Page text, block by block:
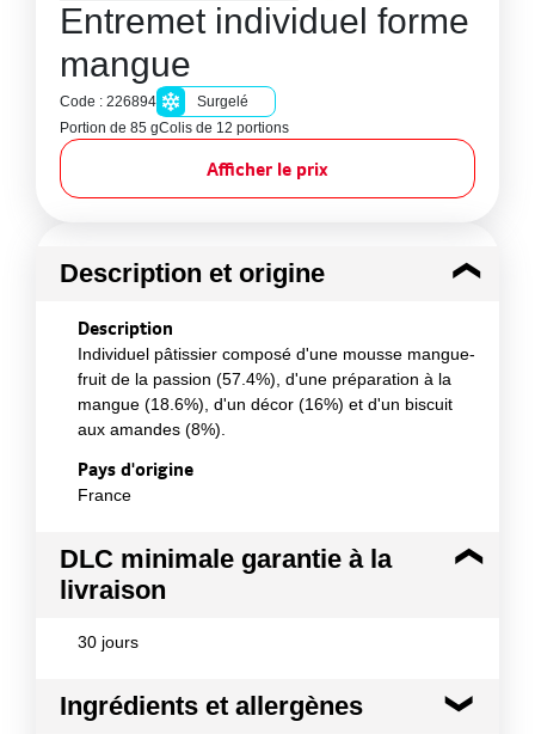
Entremet individuel forme
mangue
Code : 226894
Surgelé
Portion de 85 gColis de 12 portions
Afficher le prix
Description et origine
Description
Individuel pâtissier composé d'une mousse mangue-
fruit de la passion (57.4%), d'une préparation à la
mangue (18.6%), d'un décor (16%) et d'un biscuit
aux amandes (8%).
Pays d'origine
France
DLC minimale garantie à la
livraison
30 jours
Ingrédients et allergènes